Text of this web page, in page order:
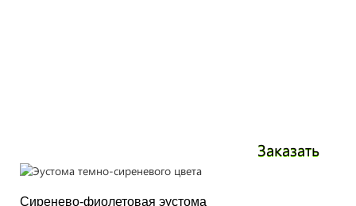
Заказать
Сиренево-фиолетовая эустома